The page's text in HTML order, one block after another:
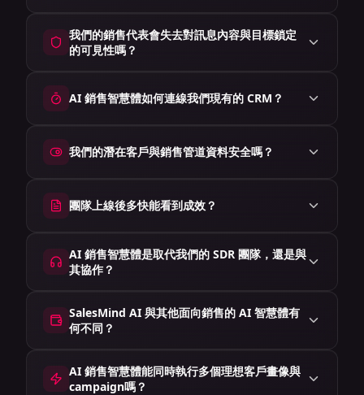
我們的銷售代表會失去對訊息內容與目標鎖定
的可見性嗎？
AI 銷售智慧體如何連線我們現有的 CRM？
我們的潛在客戶與銷售管道資料安全嗎？
團隊上線後多快能看到成效？
AI 銷售智慧體是取代我們的 SDR 團隊，還是與
其協作？
SalesMind AI 與其他面向銷售的 AI 智慧體有
何不同？
AI 銷售智慧體能同時執行多個理想客戶畫像與
campaign嗎？